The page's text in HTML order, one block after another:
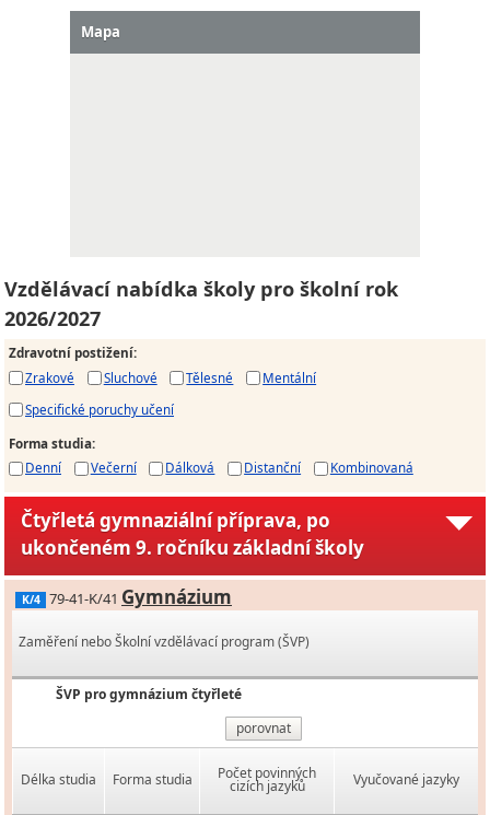
Mapa
Vzdělávací nabídka školy pro školní rok
2026/2027
Zdravotní postižení:
Zrakové
Sluchové Tělesné
Mentální
Specifické poruchy učení
Forma studia:
Denní
Večerní Dálková Distanční Kombinovaná
Čtyřletá gymnaziální příprava, po
ukončeném 9. ročníku základní školy
K/4 79-41-K/41 Gymnázium
Zaměření nebo Školní vzdělávací program (ŠVP)
ŠVP pro gymnázium čtyřleté
porovnat
Délka studia Forma studia Počet povinných
cizích jazyků Vyučované jazyky